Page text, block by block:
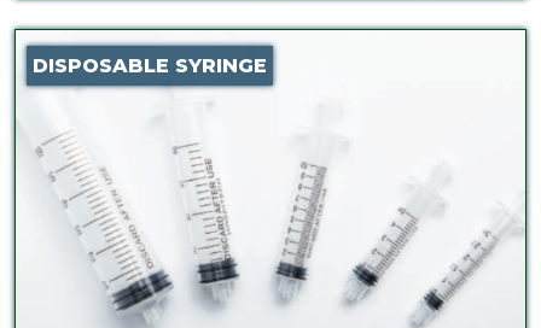
DISPOSABLE SYRINGE